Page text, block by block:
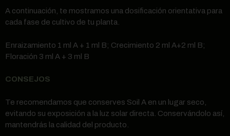
A continuación, te mostramos una dosificación orientativa para
cada fase de cultivo de tu planta.
Enraizamiento 1 ml A + 1 ml B; Crecimiento 2 ml A+2 ml B;
Floración 3 ml A + 3 ml B
CONSEJOS
Te recomendamos que conserves Soil A en un lugar seco,
evitando su exposición a la luz solar directa. Conservándolo así,
mantendrás la calidad del producto.